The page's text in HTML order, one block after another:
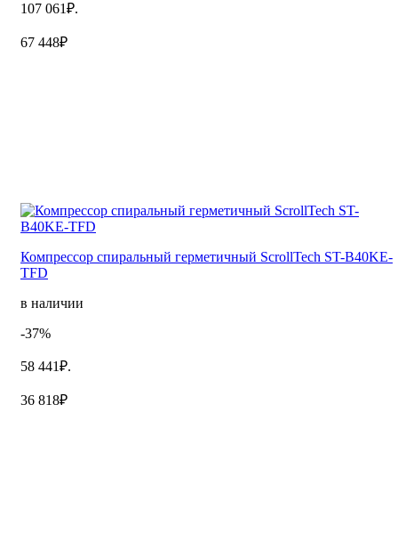
107 061₽.
67 448₽
Компрессор спиральный герметичный ScrollTech ST-B40KE-
TFD
в наличии
-37%
58 441₽.
36 818₽